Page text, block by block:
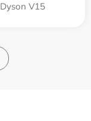
Dyson V15